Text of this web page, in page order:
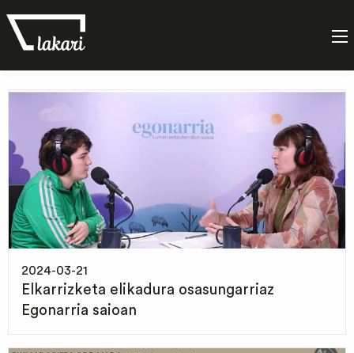
2024-03-21
Elkarrizketa elikadura osasungarriaz
Egonarria saioan